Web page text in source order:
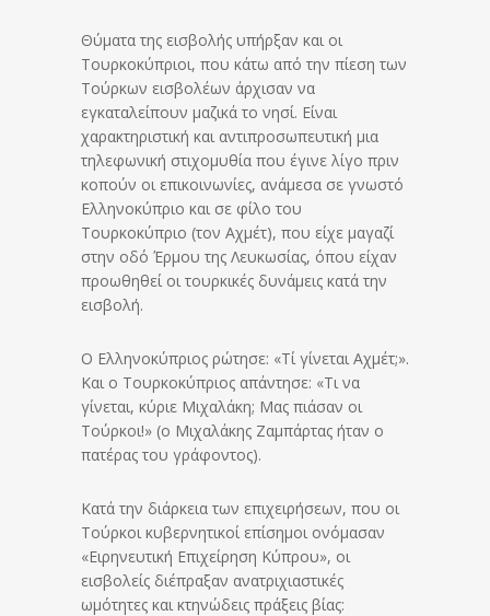
Θύματα της εισβολής υπήρξαν και οι
Τουρκοκύπριοι, που κάτω από την πίεση των
Τούρκων εισβολέων άρχισαν να
εγκαταλείπουν μαζικά το νησί. Είναι
χαρακτηριστική και αντιπροσωπευτική μια
τηλεφωνική στιχομυθία που έγινε λίγο πριν
κοπούν οι επικοινωνίες, ανάμεσα σε γνωστό
Ελληνοκύπριο και σε φίλο του
Τουρκοκύπριο (τον Αχμέτ), που είχε μαγαζί
στην οδό Έρμου της Λευκωσίας, όπου είχαν
προωθηθεί οι τουρκικές δυνάμεις κατά την
εισβολή.
Ο Ελληνοκύπριος ρώτησε: «Τί γίνεται Αχμέτ;».
Και ο Τουρκοκύπριος απάντησε: «Τι να
γίνεται, κύριε Μιχαλάκη; Μας πιάσαν οι
Τούρκοι!» (ο Μιχαλάκης Ζαμπάρτας ήταν ο
πατέρας του γράφοντος).
Κατά την διάρκεια των επιχειρήσεων, που οι
Τούρκοι κυβερνητικοί επίσημοι ονόμασαν
«Ειρηνευτική Επιχείρηση Κύπρου», οι
εισβολείς διέπραξαν ανατριχιαστικές
ωμότητες και κτηνώδεις πράξεις βίας: